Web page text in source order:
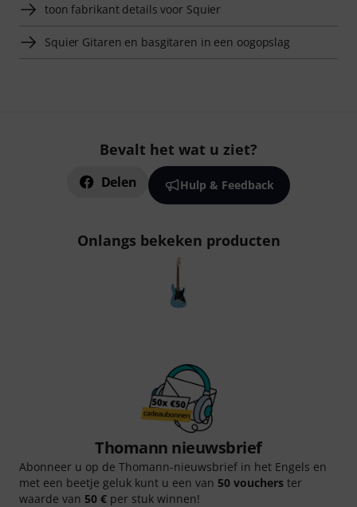
toon fabrikant details voor Squier
Squier Gitaren en basgitaren in een oogopslag
Bevalt het wat u ziet?
Delen Hulp & Feedback
Onlangs bekeken producten
Thomann nieuwsbrief
Abonneer u op de Thomann-nieuwsbrief in het Engels en
met een beetje geluk kunt u een van 50 vouchers ter
waarde van 50 € per stuk winnen!